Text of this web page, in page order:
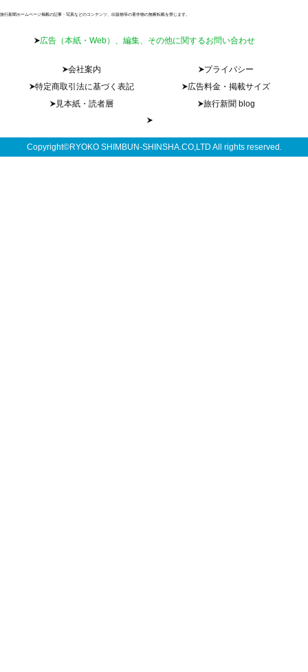
旅行新聞ホームページ掲載の記事・写真などのコンテンツ、出版物等の著作物の無断転載を禁じます。
広告（本紙・Web）、編集、その他に関するお問い合わせ
会社案内
プライバシー
特定商取引法に基づく表記
広告料金・掲載サイズ
見本紙・読者層
旅行新聞 blog
Copyright©RYOKO SHIMBUN-SHINSHA.CO,LTD All rights reserved.